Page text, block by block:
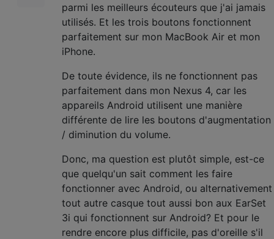
parmi les meilleurs écouteurs que j'ai jamais
utilisés. Et les trois boutons fonctionnent
parfaitement sur mon MacBook Air et mon
iPhone.
De toute évidence, ils ne fonctionnent pas
parfaitement dans mon Nexus 4, car les
appareils Android utilisent une manière
différente de lire les boutons d'augmentation
/ diminution du volume.
Donc, ma question est plutôt simple, est-ce
que quelqu'un sait comment les faire
fonctionner avec Android, ou alternativement
tout autre casque tout aussi bon aux EarSet
3i qui fonctionnent sur Android? Et pour le
rendre encore plus difficile, pas d'oreille s'il